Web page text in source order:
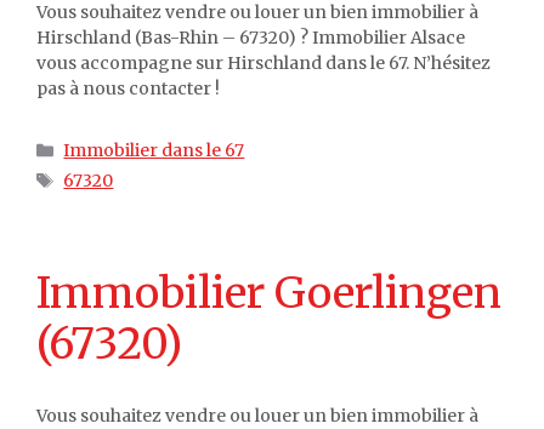
Vous souhaitez vendre ou louer un bien immobilier à
Hirschland (Bas-Rhin – 67320) ? Immobilier Alsace
vous accompagne sur Hirschland dans le 67. N’hésitez
pas à nous contacter !
Catégories
Immobilier dans le 67
Étiquettes
67320
Immobilier Goerlingen
(67320)
Vous souhaitez vendre ou louer un bien immobilier à